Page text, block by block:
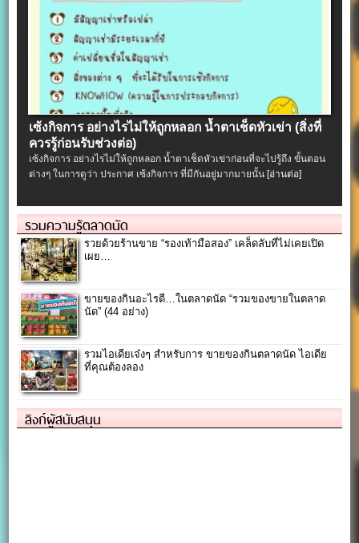
เซ้งกิจการ อย่างไรไม่ให้ถูกหลอก น้ำตาเช็ดหัวเข่า (สิ่งที่
ควรรู้ก่อนรับช่วงต่อ)
เซ้งกิจการ อย่างไรไม่ให้ถูกหลอก น้ำตาเช็ดหัวเข่าก่อนที่จะไปรู้ถึง ขั้นตอน
ต่างๆ ในการดูว่า ประกาศ เซ้งกิจการ ที่มีกันอยู่มากมายนั้น[อ่านต่อ]
รวมความรู้ตลาดนัด
รวยด้วยร้านขาย “รองเท้ามือสอง” เคล็ดลับที่ไม่เคยเปิด
เผย…
ขายของกินอะไรดี…ในตลาดนัด “รวมของขายในตลาด
นัด” (44 อย่าง)
รวมไอเดียเจ๋งๆ สำหรับการ ขายของกินตลาดนัด ไอเดีย
ที่คุณต้องลอง
ลิงก์ผู้สนับสนุน